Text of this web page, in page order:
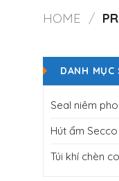
HOME /
DANH MỤC
Seal niêm
Hút ẩm Secco
Túi khí chèn